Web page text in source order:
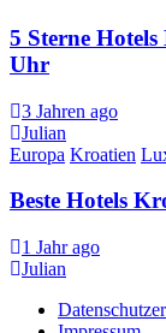
5 Sterne
Uhr
3 Jahren ago
Julian
Europa Kroatien
Beste Hotels
1 Jahr ago
Julian